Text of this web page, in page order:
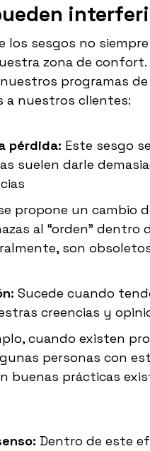
los sesgos no
zona de
programas
a nuestros clientes:
pérdida: Este sesgo
suelen darle
propone un cambio
al “orden”
son
Sucede cuando
creencias y
cuando existen
personas con
buenas prácticas
Dentro de este